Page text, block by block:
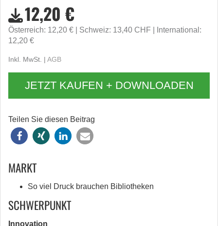
12,20 €
Österreich: 12,20 € Schweiz: 13,40 CHF
International:
12,20 €
Inkl. MwSt. | AGB
JETZT KAUFEN + DOWNLOADEN
Teilen Sie diesen Beitrag
MARKT
So viel Druck brauchen Bibliotheken
SCHWERPUNKT
Innovation